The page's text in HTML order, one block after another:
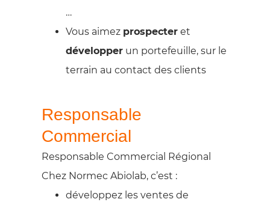
…
Vous aimez prospecter et
développer un portefeuille, sur le
terrain au contact des clients
Responsable
Commercial
Responsable Commercial Régional
Chez Normec Abiolab, c’est :
développez les ventes de